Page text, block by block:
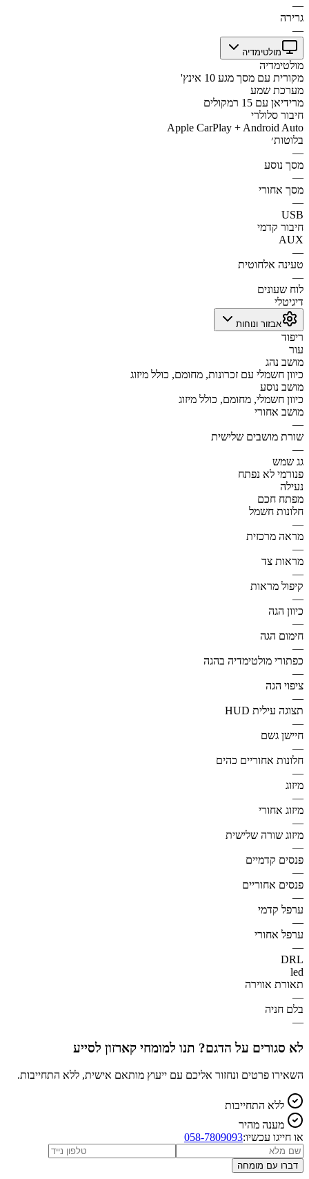
—
גרירה
—
מולטימדיה
מולטימדיה
מקורית עם מסך מגע 10 אינץ'
מערכת שמע
מרידיאן עם 15 רמקולים
חיבור סלולרי
Apple CarPlay + Android Auto
בלוטות׳
—
מסך נוסע
—
מסך אחורי
—
USB
חיבור קדמי
AUX
—
טעינה אלחוטית
—
לוח שעונים
דיגיטלי
אבזור ונוחות
ריפוד
עור
מושב נהג
כיוון חשמלי עם זכרונות, מחומם, כולל מיזוג
מושב נוסע
כיוון חשמלי, מחומם, כולל מיזוג
מושב אחורי
—
שורת מושבים שלישית
—
גג שמש
פנורמי לא נפתח
נעילה
מפתח חכם
חלונות חשמל
—
מראה מרכזית
—
מראות צד
—
קיפול מראות
—
כיוון הגה
—
חימום הגה
—
כפתורי מולטימדיה בהגה
—
ציפוי הגה
—
תצוגה עילית HUD
—
חיישן גשם
—
חלונות אחוריים כהים
—
מיזוג
—
מיזוג אחורי
—
מיזוג שורה שלישית
—
פנסים קדמיים
—
פנסים אחוריים
—
ערפל קדמי
—
ערפל אחורי
—
DRL
led
תאורת אווירה
—
בלם חניה
—
לא סגורים על הדגם? תנו למומחי קארזון לסייע
השאירו פרטים ונחזור אליכם עם ייעוץ מותאם אישית, ללא התחייבות.
ללא התחייבות
מענה מהיר
או חייגו עכשיו:058-7809093
דברו עם מומחה